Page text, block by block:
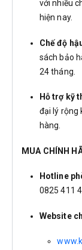
với nhiều
hiện nay.
Chế độ
sách bảo
24 tháng.
Hỗ trợ kỹ
đại lý rộng
hàng.
MUA CHÍNH
Hotline
0825 411
Website